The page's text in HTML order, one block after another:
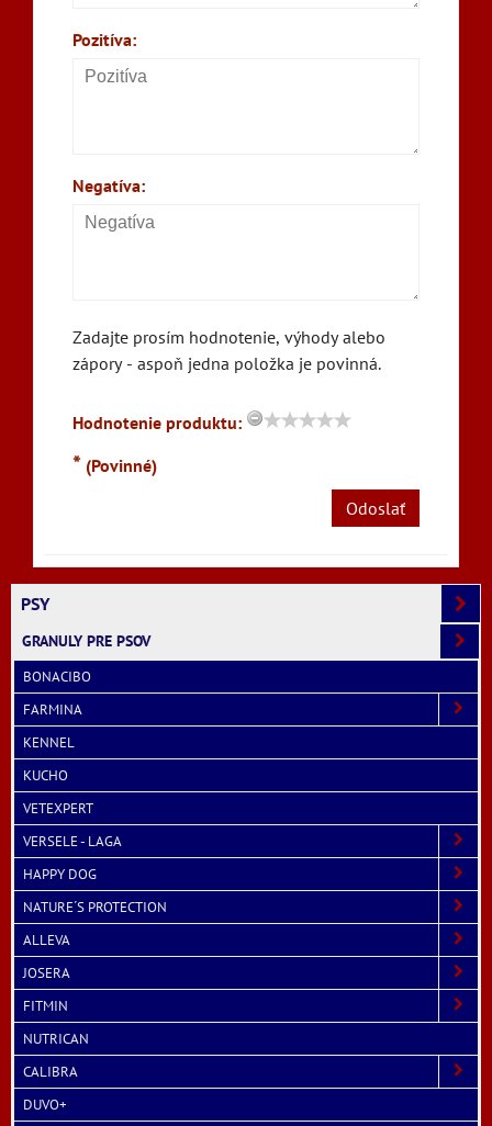
Pozitíva:
Negatíva:
Zadajte prosím hodnotenie, výhody alebo
zápory - aspoň jedna položka je povinná.
Hodnotenie produktu:
* (Povinné)
Odoslať
PSY
GRANULY PRE PSOV
BONACIBO
FARMINA
KENNEL
KUCHO
VETEXPERT
VERSELE - LAGA
HAPPY DOG
NATURE´S PROTECTION
ALLEVA
JOSERA
FITMIN
NUTRICAN
CALIBRA
DUVO+